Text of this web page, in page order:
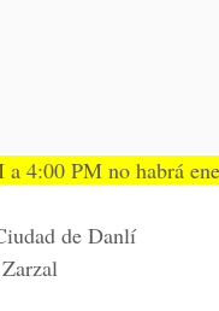
4:00 PM no habrá
de Danlí